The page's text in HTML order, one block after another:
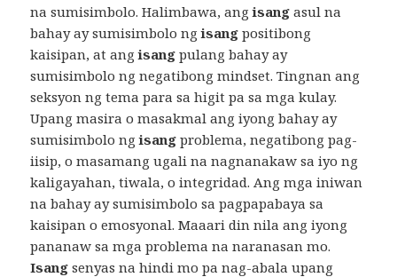
na sumisimbolo. Halimbawa, angisang asul na
bahay ay sumisimbolo ngisang positibong
kaisipan, at angisang pulang bahay ay
sumisimbolo ng negatibong mindset. Tingnan ang
seksyon ng tema para sa higit pa sa mga kulay.
Upang masira o masakmal ang iyong bahay ay
sumisimbolo ngisang problema, negatibong pag-
iisip, o masamang ugali na nagnanakaw sa iyo ng
kaligayahan, tiwala, o integridad. Ang mga iniwan
na bahay ay sumisimbolo sa pagpapabaya sa
kaisipan o emosyonal. Maaari din nila ang iyong
pananaw sa mga problema na naranasan mo.
Isang senyas na hindi mo pa nag-abala upang